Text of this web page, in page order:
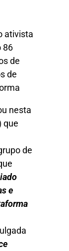
ativista
86
de
de
nesta
que
de
e